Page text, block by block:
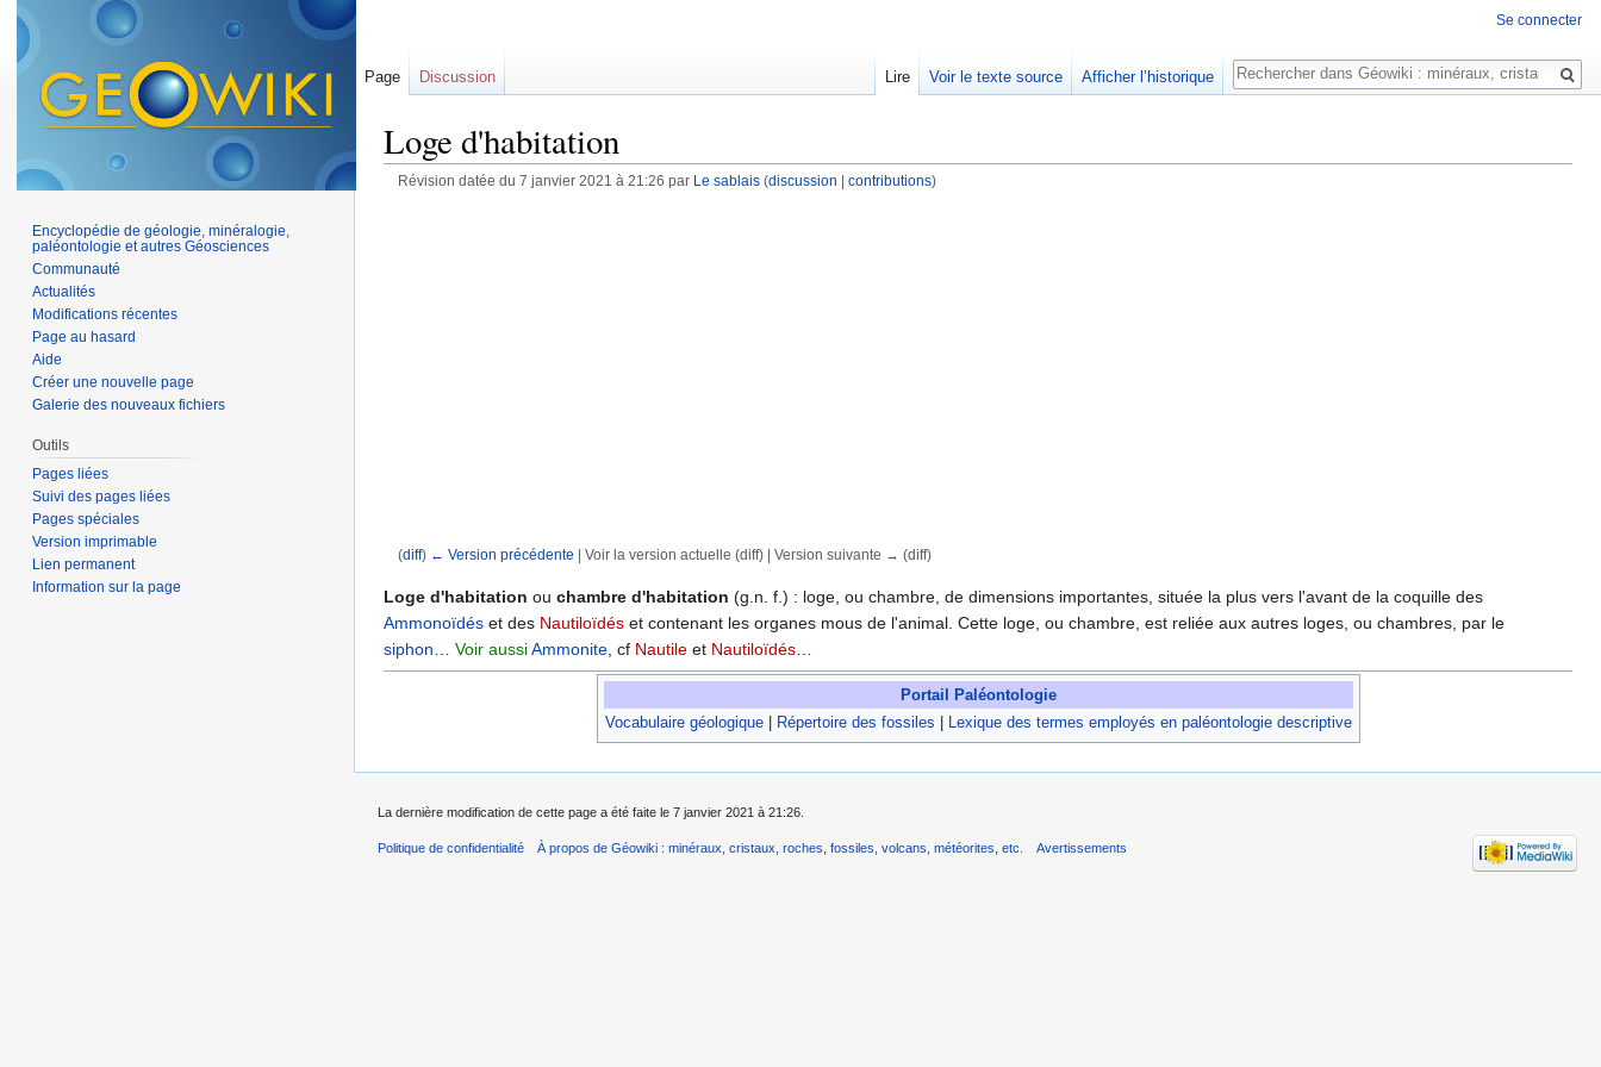
Loge d'habitation
Révision datée du 7 janvier 2021 à 21:26 par Le sablais (discussion contributions)
(diff) ← Version précédente | Voir la version actuelle (diff) | Version suivante → (diff)
Loge d'habitation ou chambre d'habitation (g.n. f.) : loge, ou chambre, de dimensions importantes, située la plus vers l'avant de la coquille des
Ammonoïdés et des Nautiloïdés et contenant les organes mous de l'animal. Cette loge, ou chambre, est reliée aux autres loges, ou chambres, par le
siphon
Voir aussiAmmonite , cf Nautile et Nautiloïdés
Portail Paléontologie
Vocabulaire géologique| Répertoire des fossiles Lexique des termes employés en paléontologie descriptive
Se connecter
Page Discussion Lire Voir le texte source Afficher l’historique
Rechercher
Encyclopédie de géologie, minéralogie,
paléontologie et autres Géosciences
Communauté
Actualités
Modifications récentes
Page au hasard
Aide
Créer une nouvelle page
Galerie des nouveaux fichiers
Outils
Pages liées
Suivi des pages liées
Pages spéciales
Version imprimable
Lien permanent
Information sur la page
La dernière modification de cette page a été faite le 7 janvier 2021 à 21:26.
Politique de confidentialité À propos de Géowiki : minéraux, cristaux, roches, fossiles, volcans, météorites, etc. Avertissements